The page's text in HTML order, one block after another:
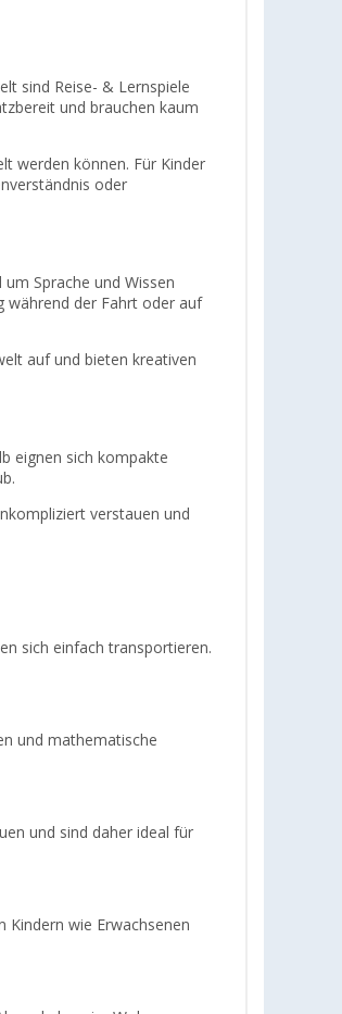
sind Reise- & Lernspiele
und brauchen kaum
werden können. Für Kinder
oder
Sprache und Wissen
während der Fahrt oder auf
auf und bieten kreativen
eignen sich kompakte
verstauen und
sich einfach transportieren.
und mathematische
und sind daher ideal für
Kindern wie Erwachsenen